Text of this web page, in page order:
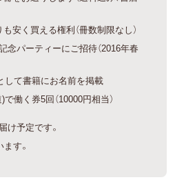
安く買える権利（冊数制限なし）
念パーティーにご招待（2016年春
して書籍にお名前を掲載
働く券5回（10000円相当）
け予定です。
す。